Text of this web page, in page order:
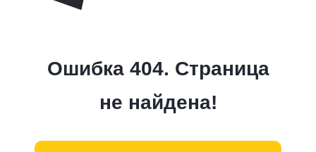
Ошибка 404. Страница
не найдена!